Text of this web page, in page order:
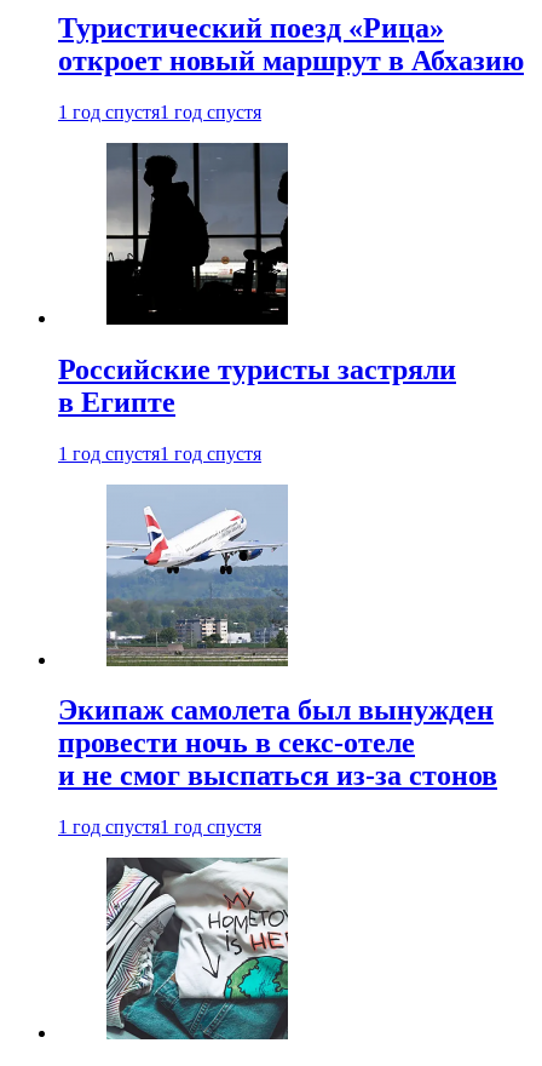
Туристический поезд «Рица»
откроет новый маршрут в Абхазию
1 год спустя1 год спустя
Российские туристы застряли
в Египте
1 год спустя1 год спустя
Экипаж самолета был вынужден
провести ночь в секс-отеле
и не смог выспаться из-за стонов
1 год спустя1 год спустя